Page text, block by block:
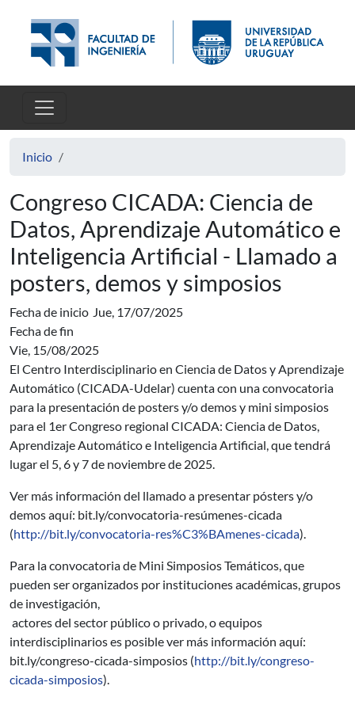
Inicio
Congreso CICADA: Ciencia de
Datos, Aprendizaje Automático e
Inteligencia Artificial - Llamado a
posters, demos y simposios
Fecha de inicio Jue, 17/07/2025
Fecha de fin
Vie, 15/08/2025
El Centro Interdisciplinario en Ciencia de Datos y Aprendizaje
Automático (CICADA-Udelar) cuenta con una convocatoria
para la presentación de posters y/o demos y mini simposios
para el 1er Congreso regional CICADA: Ciencia de Datos,
Aprendizaje Automático e Inteligencia Artificial, que tendrá
lugar el 5, 6 y 7 de noviembre de 2025.
Ver más información del llamado a presentar pósters y/o
demos aquí: bit.ly/convocatoria-resúmenes-cicada
(http://bit.ly/convocatoria-res%C3%BAmenes-cicada).
Para la convocatoria de Mini Simposios Temáticos, que
pueden ser organizados por instituciones académicas, grupos
de investigación,
actores del sector público o privado, o equipos
interdisciplinarios es posible ver más información aquí:
bit.ly/congreso-cicada-simposios (http://bit.ly/congreso-
cicada-simposios).